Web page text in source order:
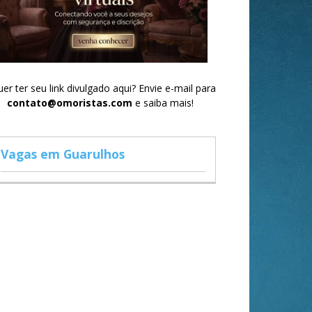
ter seu link divulgado aqui? Envie e-mail para
contato@omoristas.com e saiba mais!
Vagas em Guarulhos